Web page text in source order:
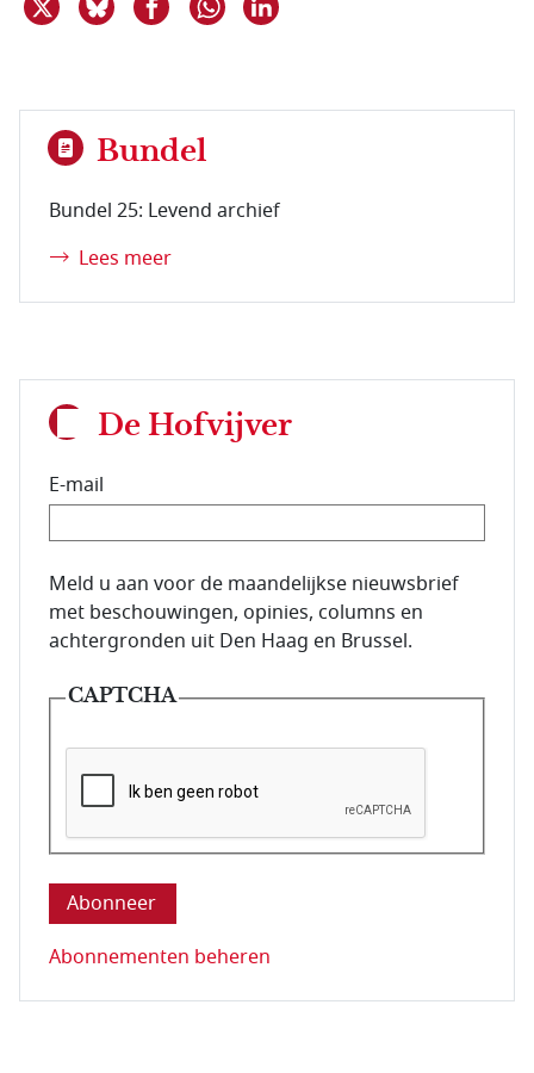
Bundel
Bundel 25: Levend archief
Lees meer
De Hofvijver
E-mail
E-mailadres van de abonnee.
Meld u aan voor de maandelijkse nieuwsbrief
met beschouwingen, opinies, columns en
achtergronden uit Den Haag en Brussel.
CAPTCHA
Deze vraag is om te controleren dat u een mens
Abonnementen beheren